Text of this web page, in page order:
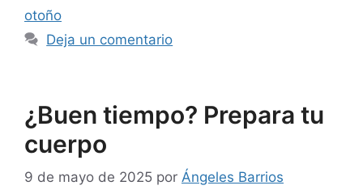
otoño
Deja un comentario
¿Buen tiempo? Prepara tu
cuerpo
9 de mayo de 2025 por Ángeles Barrios